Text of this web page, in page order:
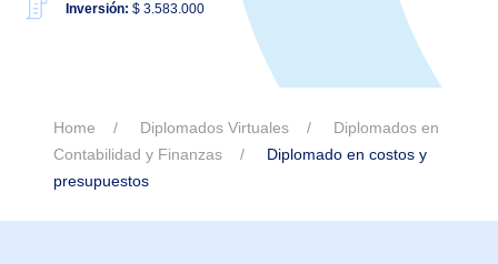
Inversión: $ 3.583.000
Home Diplomados Virtuales
Diplomados en
Contabilidad y Finanzas
Diplomado en costos y
presupuestos